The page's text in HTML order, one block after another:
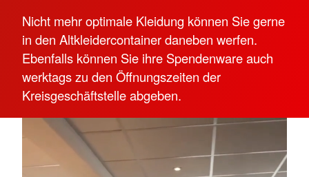
Nicht mehr optimale Kleidung können Sie gerne
in den Altkleidercontainer daneben werfen.
Ebenfalls können Sie ihre Spendenware auch
werktags zu den Öffnungszeiten der
Kreisgeschäftstelle abgeben.